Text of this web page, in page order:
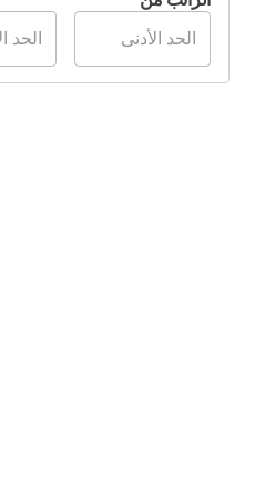
تدريب
عن بُعد / في الموقع
في الموقع
عن بُعد